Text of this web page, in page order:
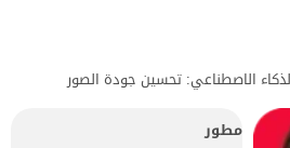
الاصطناعي: تحسين جودة الصور
مطور